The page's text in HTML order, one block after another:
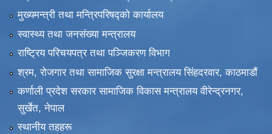
मुख्यमन्त्री तथा मन्त्रिपरिषद्को कार्यालय
स्वास्थ्य तथा जनसंख्या मन्त्रालय
राष्ट्रिय परिचयपत्र तथा पञ्जिकरण विभाग
श्रम, रोजगार तथा सामाजिक सुरक्षा मन्त्रालय सिंहदरवार, काठमाडाैं
कर्णाली प्रदेश सरकार सामाजिक विकास मन्त्रालय वीरेन्द्रनगर,
सुर्खेत, नेपाल
स्थानीय तहहरू